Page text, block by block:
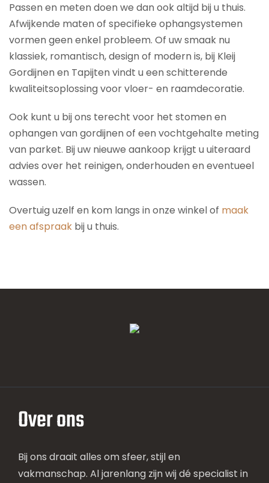
Passen en meten doen we dan ook altijd bij u thuis.
Afwijkende maten of specifieke ophangsystemen
vormen geen enkel probleem. Of uw smaak nu
klassiek, romantisch, design of modern is, bij Kleij
Gordijnen en Tapijten vindt u een schitterende
kwaliteitsoplossing voor vloer- en raamdecoratie.
Ook kunt u bij ons terecht voor het stomen en
ophangen van gordijnen of een vochtgehalte meting
van parket. Bij uw nieuwe aankoop krijgt u uiteraard
advies over het reinigen, onderhouden en eventueel
wassen.
Overtuig uzelf en kom langs in onze winkel of maak
een afspraak bij u thuis.
Over ons
Bij ons draait alles om sfeer, stijl en
vakmanschap. Al jarenlang zijn wij dé specialist in